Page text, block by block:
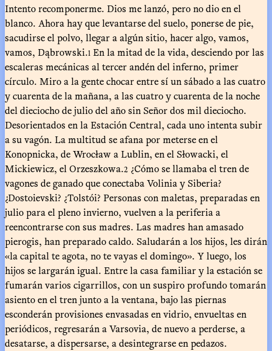
Intento recomponerme. Dios me lanzó, pero no dio en el
blanco. Ahora hay que levantarse del suelo, ponerse de pie,
sacudirse el polvo, llegar a algún sitio, hacer algo, vamos,
vamos, Dąbrowski.1 En la mitad de la vida, desciendo por las
escaleras mecánicas al tercer andén del inferno, primer
círculo. Miro a la gente chocar entre sí un sábado a las cuatro
y cuarenta de la mañana, a las cuatro y cuarenta de la noche
del dieciocho de julio del año sin Señor dos mil dieciocho.
Desorientados en la Estación Central, cada uno intenta subir
a su vagón. La multitud se afana por meterse en el
Konopnicka, de Wrocław a Lublin, en el Słowacki, el
Mickiewicz, el Orzeszkowa.2 ¿Cómo se llamaba el tren de
vagones de ganado que conectaba Volinia y Siberia?
¿Dostoievski? ¿Tolstói? Personas con maletas, preparadas en
julio para el pleno invierno, vuelven a la periferia a
reencontrarse con sus madres. Las madres han amasado
pierogis, han preparado caldo. Saludarán a los hijos, les dirán
«la capital te agota, no te vayas el domingo». Y luego, los
hijos se largarán igual. Entre la casa familiar y la estación se
fumarán varios cigarrillos, con un suspiro profundo tomarán
asiento en el tren junto a la ventana, bajo las piernas
esconderán provisiones envasadas en vidrio, envueltas en
periódicos, regresarán a Varsovia, de nuevo a perderse, a
desatarse, a dispersarse, a desintegrarse en pedazos.